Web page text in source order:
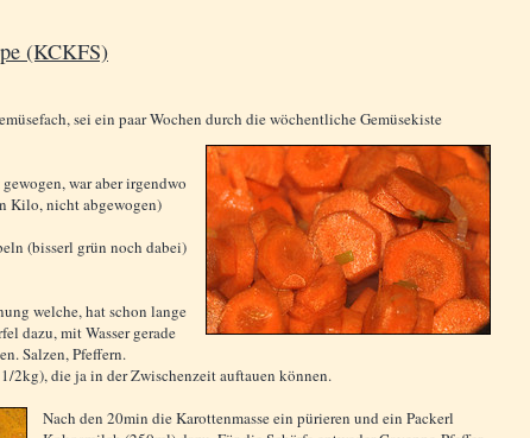
(KCKFS)
sei ein paar Wochen durch die wöchentliche Gemüsekiste
war aber irgendwo
Kilo, nicht abgewogen)
(bisserl grün noch dabei)
welche, hat schon lange
dazu, mit Wasser gerade
Salzen, Pfeffern.
2kg), die ja in der Zwischenzeit auftauen können.
Nach den 20min die Karottenmasse ein pürieren und ein Packerl